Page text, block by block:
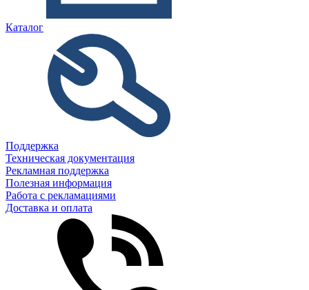
Каталог
Поддержка
Техническая документация
Рекламная поддержка
Полезная информация
Работа с рекламациями
Доставка и оплата